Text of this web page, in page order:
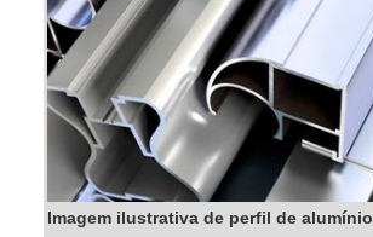
Imagem ilustrativa de perfil de alumínio